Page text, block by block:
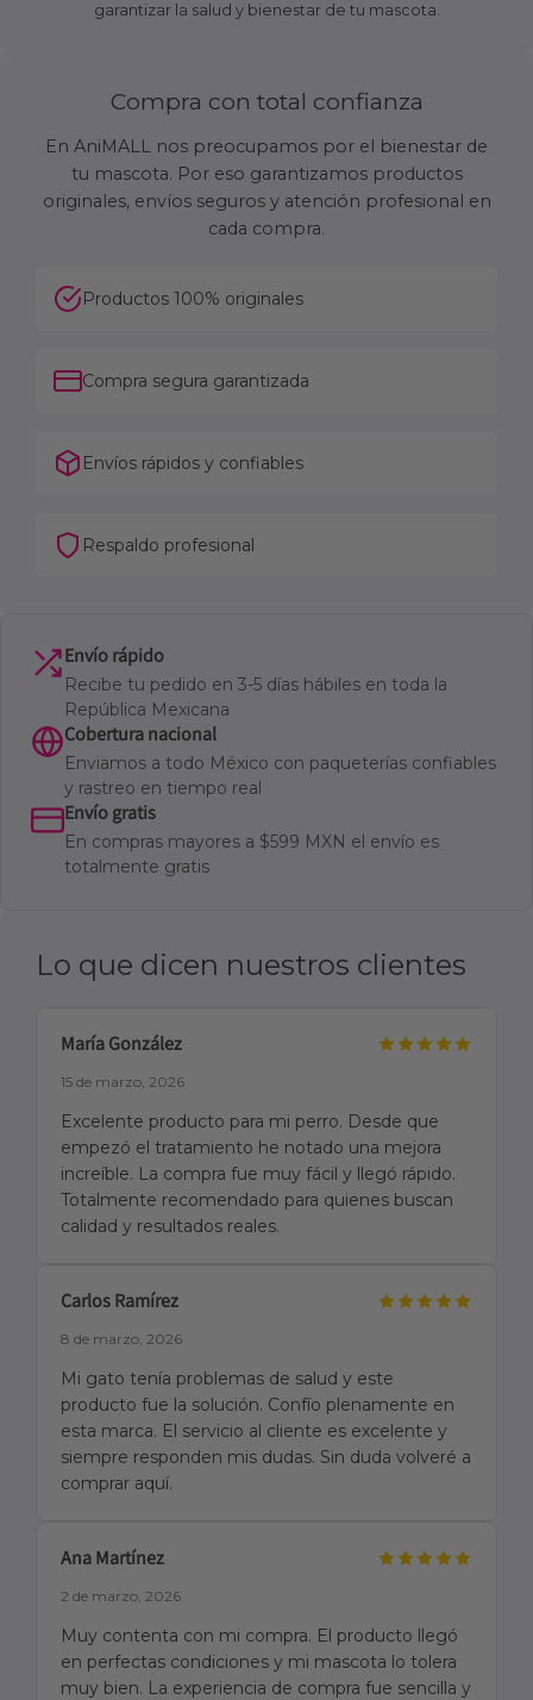
garantizar la salud y bienestar de tu mascota.
Compra con total confianza
En AniMALL nos preocupamos por el bienestar de
tu mascota. Por eso garantizamos productos
originales, envíos seguros y atención profesional en
cada compra.
Productos 100% originales
Compra segura garantizada
Envíos rápidos y confiables
Respaldo profesional
Envío rápido
Recibe tu pedido en 3-5 días hábiles en toda la
República Mexicana
Cobertura nacional
Enviamos a todo México con paqueterías confiables
y rastreo en tiempo real
Envío gratis
En compras mayores a $599 MXN el envío es
totalmente gratis
Lo que dicen nuestros clientes
María González
15 de marzo, 2026
Excelente producto para mi perro. Desde que
empezó el tratamiento he notado una mejora
increíble. La compra fue muy fácil y llegó rápido.
Totalmente recomendado para quienes buscan
calidad y resultados reales.
Carlos Ramírez
8 de marzo, 2026
Mi gato tenía problemas de salud y este
producto fue la solución. Confío plenamente en
esta marca. El servicio al cliente es excelente y
siempre responden mis dudas. Sin duda volveré a
comprar aquí.
Ana Martínez
2 de marzo, 2026
Muy contenta con mi compra. El producto llegó
en perfectas condiciones y mi mascota lo tolera
muy bien. La experiencia de compra fue sencilla y